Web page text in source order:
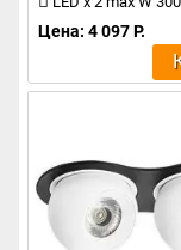
Цена: 4 097 Р.